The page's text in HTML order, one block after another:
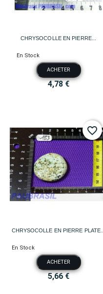
CHRYSOCOLLE EN PIERRE...
En Stock
ACHETER
4,78 €
CHRYSOCOLLE EN PIERRE PLATE...
En Stock
ACHETER
5,66 €
favorite_border